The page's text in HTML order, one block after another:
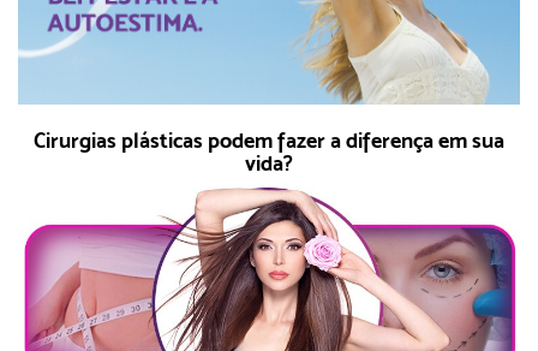
Cirurgias plásticas podem fazer a diferença em sua
vida?